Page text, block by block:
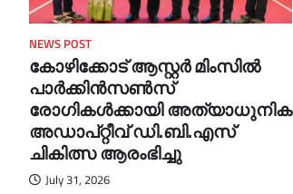
NEWS POST
കോഴിക്കോട് ആസ്റ്റർ മിംസിൽ
പാർക്കിൻസൺസ്
രോഗികൾക്കായി അത്യാധുനിക
അഡാപ്റ്റീവ് ഡി.ബി.എസ്
ചികിത്സ ആരംഭിച്ചു
July 31, 2026